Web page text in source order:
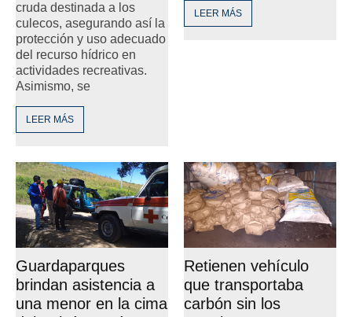
cruda destinada a los
culecos, asegurando así la
protección y uso adecuado
del recurso hídrico en
actividades recreativas.
Asimismo, se
LEER MÁS
LEER MÁS
Guardaparques
brindan asistencia a
una menor en la cima
Retienen vehículo
que transportaba
carbón sin los